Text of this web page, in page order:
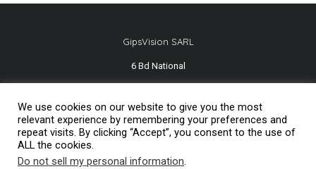
GipsVision SARL
6 Bd National
Tél.+33 491 334 407
We use cookies on our website to give you the most
relevant experience by remembering your preferences and
repeat visits. By clicking “Accept”, you consent to the use of
ALL the cookies.
Do not sell my personal information.